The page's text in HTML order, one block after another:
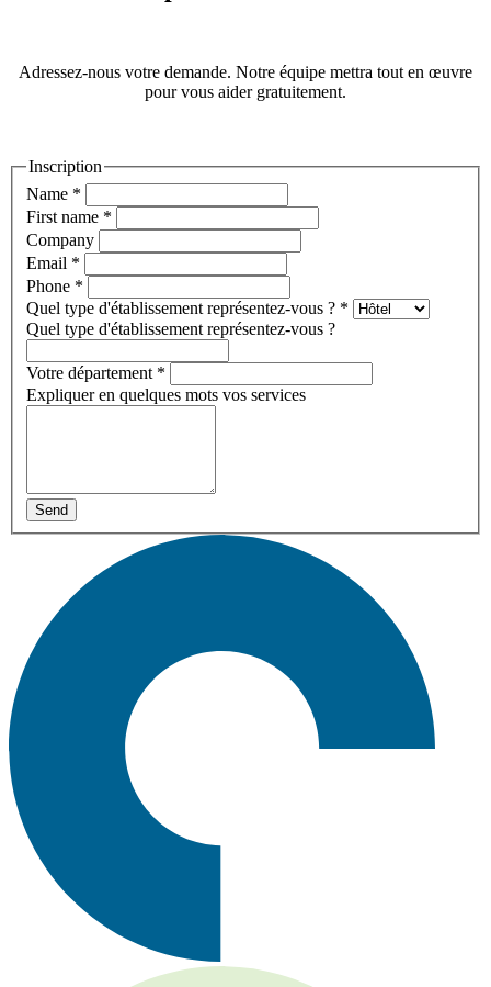
Adressez-nous votre demande. Notre équipe mettra tout en œuvre
pour vous aider gratuitement.
Inscription
Name *
First name *
Company
Email *
Phone *
Quel type d'établissement représentez-vous ? *
Quel type d'établissement représentez-vous ?
Votre département *
Expliquer en quelques mots vos services
Send